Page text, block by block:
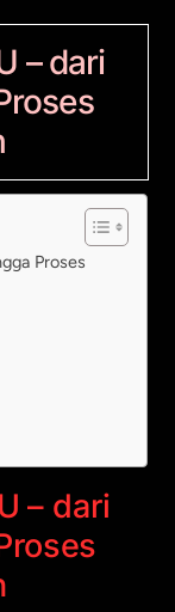
– dari
Proses
– dari